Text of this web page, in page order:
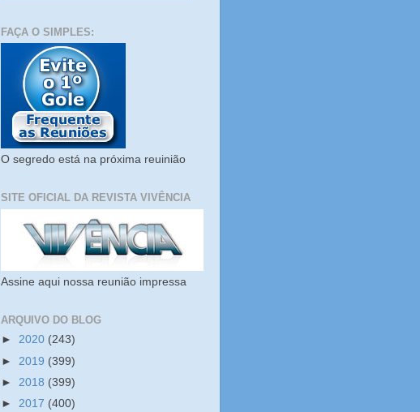
FAÇA O SIMPLES:
O segredo está na próxima reuinião
SITE OFICIAL DA REVISTA VIVÊNCIA
Assine aqui nossa reunião impressa
ARQUIVO DO BLOG
► 2020 (243)
► 2019 (399)
► 2018 (399)
► 2017 (400)